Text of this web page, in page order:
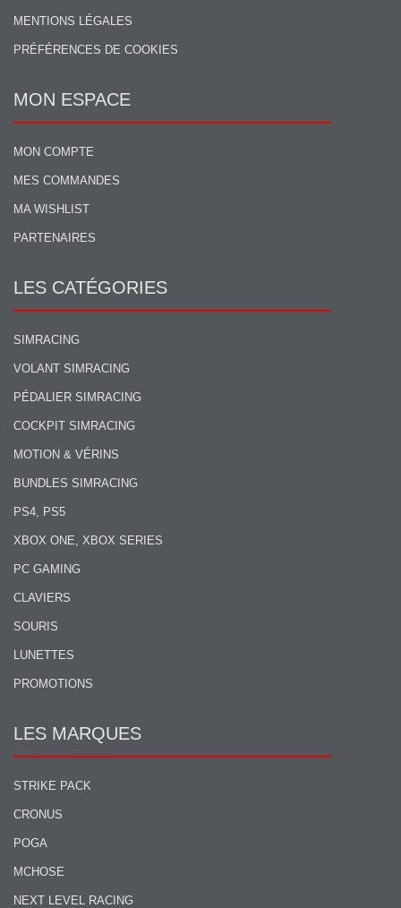
MENTIONS LÉGALES
PRÉFÉRENCES DE COOKIES
MON ESPACE
MON COMPTE
MES COMMANDES
MA WISHLIST
PARTENAIRES
LES CATÉGORIES
SIMRACING
VOLANT SIMRACING
PÉDALIER SIMRACING
COCKPIT SIMRACING
MOTION & VÉRINS
BUNDLES SIMRACING
PS4, PS5
XBOX ONE, XBOX SERIES
PC GAMING
CLAVIERS
SOURIS
LUNETTES
PROMOTIONS
LES MARQUES
STRIKE PACK
CRONUS
POGA
MCHOSE
NEXT LEVEL RACING